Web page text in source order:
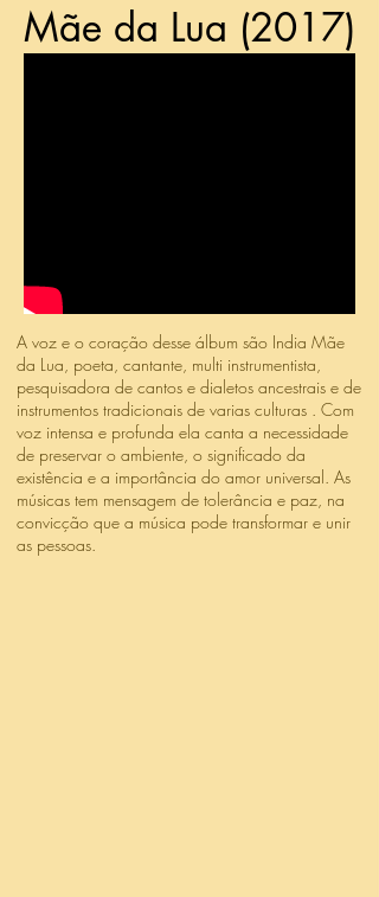
Mãe da Lua (2017)
A voz e o coração desse álbum são India Mãe
da Lua, poeta, cantante, multi instrumentista,
pesquisadora de cantos e dialetos ancestrais e de
instrumentos tradicionais de varias culturas . Com
voz intensa e profunda ela canta a necessidade
de preservar o ambiente, o significado da
existência e a importância do amor universal. As
músicas tem mensagem de tolerância e paz, na
convicção que a música pode transformar e unir
as pessoas.